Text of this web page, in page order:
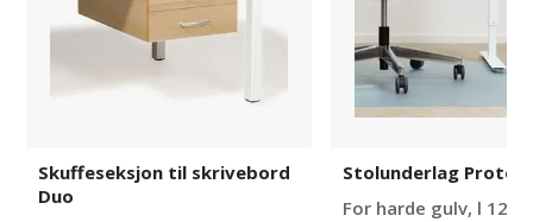
Skuffeseksjon til skrivebord
Duo
Stolunderlag
For harde gulv, l 1200